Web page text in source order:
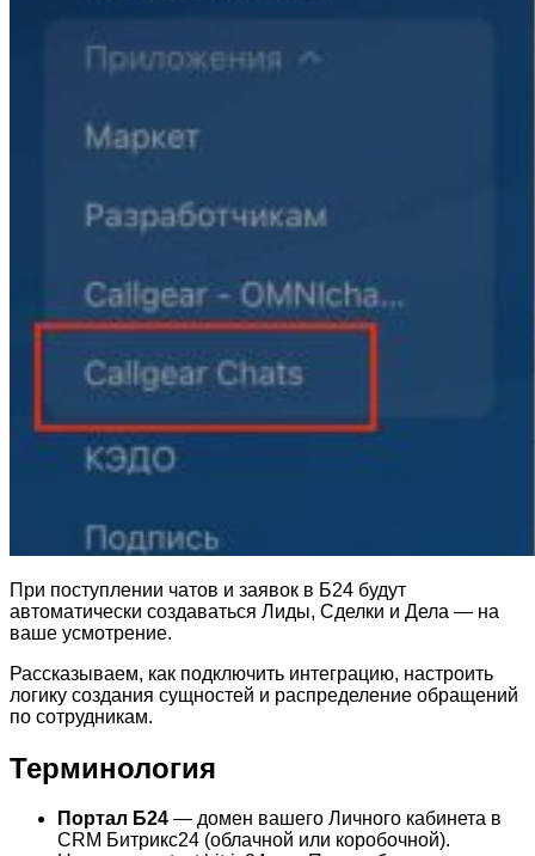
При поступлении чатов и заявок в Б24 будут
автоматически создаваться Лиды, Сделки и Дела — на
ваше усмотрение.
Рассказываем, как подключить интеграцию, настроить
логику создания сущностей и распределение обращений
по сотрудникам.
Терминология
Портал Б24 — домен вашего Личного кабинета в
CRM Битрикс24 (облачной или коробочной).